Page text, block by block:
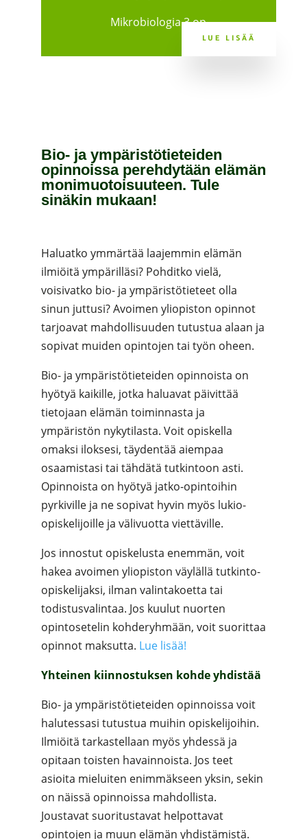
Mikrobiologia 3 op
LUE LISÄÄ
Bio- ja ympäristötieteiden
opinnoissa perehdytään elämän
monimuotoisuuteen. Tule
sinäkin mukaan!
Haluatko ymmärtää laajemmin elämän
ilmiöitä ympärilläsi? Pohditko vielä,
voisivatko bio- ja ympäristötieteet olla
sinun juttusi? Avoimen yliopiston opinnot
tarjoavat mahdollisuuden tutustua alaan ja
sopivat muiden opintojen tai työn oheen.
Bio- ja ympäristötieteiden opinnoista on
hyötyä kaikille, jotka haluavat päivittää
tietojaan elämän toiminnasta ja
ympäristön nykytilasta. Voit opiskella
omaksi iloksesi, täydentää aiempaa
osaamistasi tai tähdätä tutkintoon asti.
Opinnoista on hyötyä jatko-opintoihin
pyrkiville ja ne sopivat hyvin myös lukio-
opiskelijoille ja välivuotta viettäville.
Jos innostut opiskelusta enemmän, voit
hakea avoimen yliopiston väylällä tutkinto-
opiskelijaksi, ilman valintakoetta tai
todistusvalintaa. Jos kuulut nuorten
opintosetelin kohderyhmään, voit suorittaa
opinnot maksutta. Lue lisää!
Yhteinen kiinnostuksen kohde yhdistää
Bio- ja ympäristötieteiden opinnoissa voit
halutessasi tutustua muihin opiskelijoihin.
Ilmiöitä tarkastellaan myös yhdessä ja
opitaan toisten havainnoista. Jos teet
asioita mieluiten enimmäkseen yksin, sekin
on näissä opinnoissa mahdollista.
Joustavat suoritustavat helpottavat
opintojen ja muun elämän yhdistämistä.